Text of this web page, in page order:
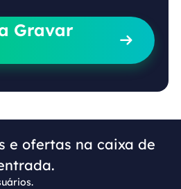
Gravar

e ofertas na caixa de